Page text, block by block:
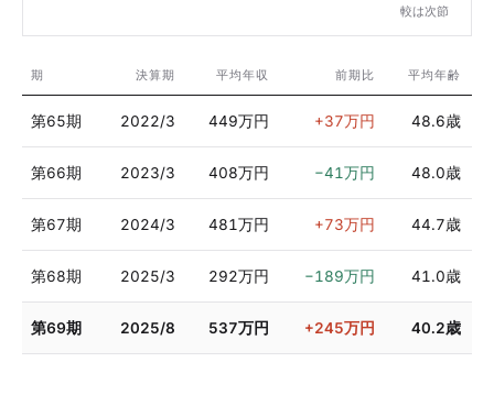
較は次節
期 決算期 平均年収 前期比 平均年齢
第65期 2022/3 449万円 +37万円 48.6歳
第66期 2023/3 408万円 −41万円 48.0歳
第67期 2024/3 481万円 +73万円 44.7歳
第68期 2025/3 292万円 −189万円 41.0歳
第69期 2025/8 537万円 +245万円 40.2歳